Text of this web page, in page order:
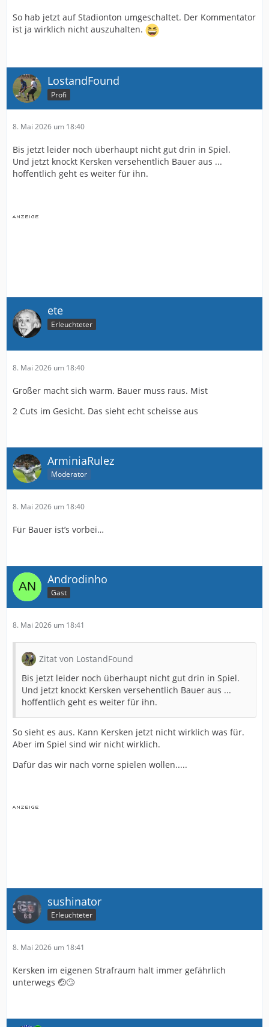
So hab jetzt auf Stadionton umgeschaltet. Der Kommentator
ist ja wirklich nicht auszuhalten.
LostandFound
Profi
8. Mai 2026 um 18:40
Bis jetzt leider noch überhaupt nicht gut drin in Spiel.
Und jetzt knockt Kersken versehentlich Bauer aus ...
hoffentlich geht es weiter für ihn.
ete
Erleuchteter
8. Mai 2026 um 18:40
Großer macht sich warm. Bauer muss raus. Mist
2 Cuts im Gesicht. Das sieht echt scheisse aus
ArminiaRulez
Moderator
8. Mai 2026 um 18:40
Für Bauer ist’s vorbei…
Androdinho
Gast
8. Mai 2026 um 18:41
Zitat von LostandFound
Bis jetzt leider noch überhaupt nicht gut drin in Spiel.
Und jetzt knockt Kersken versehentlich Bauer aus ...
hoffentlich geht es weiter für ihn.
So sieht es aus. Kann Kersken jetzt nicht wirklich was für.
Aber im Spiel sind wir nicht wirklich.
Dafür das wir nach vorne spielen wollen.....
sushinator
Erleuchteter
8. Mai 2026 um 18:41
Kersken im eigenen Strafraum halt immer gefährlich
unterwegs 🤕🙄